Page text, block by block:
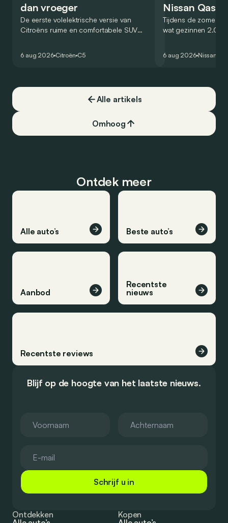
dan vroeger
De eerste volelektrische versie van
Citroëns ruime en comfortabele SUV
dat ook gelukt?
6 aug 2026 Citroën C5
Nissan
Tijdens de
wat gezinnen
één tankstation of
6 aug 2026 Nissan
Alle artikels
Omhoog
Ontdek meer
Alle auto’s Beste auto’s
Aanbod
Recentste
nieuws
Recentste reviews
Blijf op de hoogte van het laatste nieuws.
Schrijf u in
Ontdekken
Kopen